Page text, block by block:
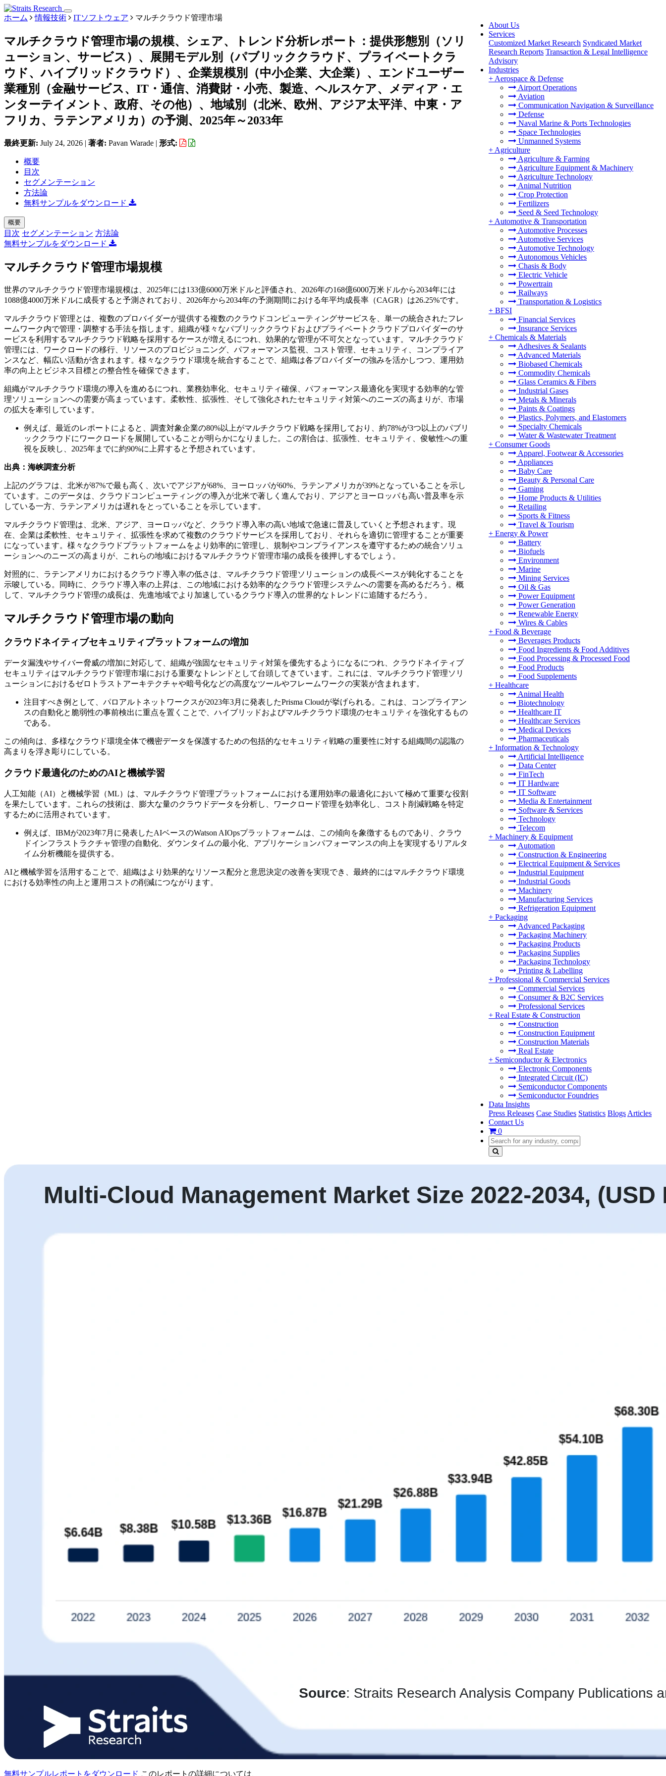
About Us
Services
Customized Market Research Syndicated Market
Research Reports Transaction & Legal Intelligence
Advisory
Industries
+ Aerospace & Defense
Airport Operations
Aviation
Communication Navigation & Surveillance
Defense
Naval Marine & Ports Technologies
Space Technologies
Unmanned Systems
+ Agriculture
Agriculture & Farming
Agriculture Equipment & Machinery
Agriculture Technology
Animal Nutrition
Crop Protection
Fertilizers
Seed & Seed Technology
+ Automotive & Transportation
Automotive Processes
Automotive Services
Automotive Technology
Autonomous Vehicles
Chasis & Body
Electric Vehicle
Powertrain
Railways
Transportation & Logistics
+ BFSI
Financial Services
Insurance Services
+ Chemicals & Materials
Adhesives & Sealants
Advanced Materials
Biobased Chemicals
Commodity Chemicals
Glass Ceramics & Fibers
Industrial Gases
Metals & Minerals
Paints & Coatings
Plastics, Polymers, and Elastomers
Specialty Chemicals
Water & Wastewater Treatment
+ Consumer Goods
Apparel, Footwear & Accessories
Appliances
Baby Care
Beauty & Personal Care
Gaming
Home Products & Utilities
Retailing
Sports & Fitness
Travel & Tourism
+ Energy & Power
Battery
Biofuels
Environment
Marine
Mining Services
Oil & Gas
Power Equipment
Power Generation
Renewable Energy
Wires & Cables
+ Food & Beverage
Beverages Products
Food Ingredients & Food Additives
Food Processing & Processed Food
Food Products
Food Supplements
+ Healthcare
Animal Health
Biotechnology
Healthcare IT
Healthcare Services
Medical Devices
Pharmaceuticals
+ Information & Technology
Artificial Intelligence
Data Center
FinTech
IT Hardware
IT Software
Media & Entertainment
Software & Services
Technology
Telecom
+ Machinery & Equipment
Automation
Construction & Engineering
Electrical Equipment & Services
Industrial Equipment
Industrial Goods
Machinery
Manufacturing Services
Refrigeration Equipment
+ Packaging
Advanced Packaging
Packaging Machinery
Packaging Products
Packaging Supplies
Packaging Technology
Printing & Labelling
+ Professional & Commercial Services
Commercial Services
Consumer & B2C Services
Professional Services
+ Real Estate & Construction
Construction
Construction Equipment
Construction Materials
Real Estate
+ Semiconductor & Electronics
Electronic Components
Integrated Circuit (IC)
Semiconductor Components
Semiconductor Foundries
Data Insights
Press Releases Case Studies Statistics Blogs Articles
Contact Us
0
ホーム 情報技術 ITソフトウェア マルチクラウド管理市場
マルチクラウド管理市場の規模、シェア、トレンド分析レポート：提供形態別（ソリ
ューション、サービス）、展開モデル別（パブリッククラウド、プライベートクラ
ウド、ハイブリッドクラウド）、企業規模別（中小企業、大企業）、エンドユーザー
業種別（金融サービス、IT・通信、消費財・小売、製造、ヘルスケア、メディア・エ
ンターテイメント、政府、その他）、地域別（北米、欧州、アジア太平洋、中東・ア
フリカ、ラテンアメリカ）の予測、2025年～2033年
最終更新: July 24, 2026 | 著者: Pavan Warade | 形式:
概要
目次
セグメンテーション
方法論
無料サンプルをダウンロード
概要
目次 セグメンテーション 方法論
無料サンプルをダウンロード
マルチクラウド管理市場規模
世界のマルチクラウド管理市場規模は、2025年には133億6000万米ドルと評価され、2026年の168億6000万米ドルから2034年には
1088億4000万米ドルに成長すると予測されており、2026年から2034年の予測期間における年平均成長率（CAGR）は26.25%です。
マルチクラウド管理とは、複数のプロバイダーが提供する複数のクラウドコンピューティングサービスを、単一の統合されたフレ
ームワーク内で管理・調整する手法を指します。組織が様々なパブリッククラウドおよびプライベートクラウドプロバイダーのサ
ービスを利用するマルチクラウド戦略を採用するケースが増えるにつれ、効果的な管理が不可欠となっています。マルチクラウド
管理には、ワークロードの移行、リソースのプロビジョニング、パフォーマンス監視、コスト管理、セキュリティ、コンプライア
ンスなど、幅広い活動が含まれます。様々なクラウド環境を統合することで、組織は各プロバイダーの強みを活かしつつ、運用効
率の向上とビジネス目標との整合性を確保できます。
組織がマルチクラウド環境の導入を進めるにつれ、業務効率化、セキュリティ確保、パフォーマンス最適化を実現する効率的な管
理ソ​​リューションへの需要が高まっています。柔軟性、拡張性、そして強化されたセキュリティ対策へのニーズの高まりが、市場
の拡大を牽引しています。
例えば、最近のレポートによると、調査対象企業の80%以上がマルチクラウド戦略を採用しており、約78%が3つ以上のパブリ
ッククラウドにワークロードを展開していることが明らかになりました。この割合は、拡張性、セキュリティ、俊敏性への重
視を反映し、2025年までに約90%に上昇すると予想されています。
出典：海峡調査分析
上記のグラフは、北米が87%で最も高く、次いでアジアが68%、ヨーロッパが60%、ラテンアメリカが39%となっていることを示し
ています。このデータは、クラウドコンピューティングの導入が北米で著しく進んでおり、アジアとヨーロッパも高い普及率を示
している一方、ラテンアメリカは遅れをとっていることを示しています。
マルチクラウド管理は、北米、アジア、ヨーロッパなど、クラウド導入率の高い地域で急速に普及していくと予想されます。現
在、企業は柔軟性、セキュリティ、拡張性を求めて複数のクラウドサービスを採用しており、それらを適切に管理することが重要
になっています。様々なクラウドプラットフォームをより効率的に管理し、規制やコンプライアンスを遵守するための統合ソリュ
ーションへのニーズの高まりが、これらの地域におけるマルチクラウド管理市場の成長を後押しするでしょう。
対照的に、ラテンアメリカにおけるクラウド導入率の低さは、マルチクラウド管理ソリューションの成長ペースが鈍化することを
示唆している。同時に、クラウド導入率の上昇は、この地域における効率的なクラウド管理システムへの需要を高めるだろう。概
して、マルチクラウド管理の成長は、先進地域でより加速しているクラウド導入の世界的なトレンドに追随するだろう。
マルチクラウド管理市場の動向
クラウドネイティブセキュリティプラットフォームの増加
データ漏洩やサイバー脅威の増加に対応して、組織が強固なセキュリティ対策を優先するようになるにつれ、クラウドネイティブ
セキュリティはマルチクラウド管理市場における重要なトレンドとして台頭してきています。これには、マルチクラウド管理ソリ
ューションにおけるゼロトラストアーキテクチャや暗号化などの高度なツールやフレームワークの実装が含まれます。
注目すべき例として、パロアルトネットワークスが2023年3月に発表したPrisma Cloudが挙げられる。これは、コンプライアン
スの自動化と脆弱性の事前検出に重点を置くことで、ハイブリッドおよびマルチクラウド環境のセキュリティを強化するもの
である。
この傾向は、多様なクラウド環境全体で機密データを保護するための包括的なセキュリティ戦略の重要性に対する組織間の認識の
高まりを浮き彫りにしている。
クラウド最適化のためのAIと機械学習
人工知能（AI）と機械学習（ML）は、マルチクラウド管理プラットフォームにおける運用効率の最適化において極めて重要な役割
を果たしています。これらの技術は、膨大な量のクラウドデータを分析し、ワークロード管理を効率化し、コスト削減戦略を特定
するために活用されています。
例えば、IBMが2023年7月に発表したAIベースのWatson AIOpsプラットフォームは、この傾向を象徴するものであり、クラウ
ドインフラストラクチャ管理の自動化、ダウンタイムの最小化、アプリケーションパフォーマンスの向上を実現するリアルタ
イム分析機能を提供する。
AIと機械学習を活用することで、組織はより効果的なリソース配分と意思決定の改善を実現でき、最終的にはマルチクラウド環境
における効率性の向上と運用コストの削減につながります。
無料サンプルレポートをダウンロード このレポートの詳細については、